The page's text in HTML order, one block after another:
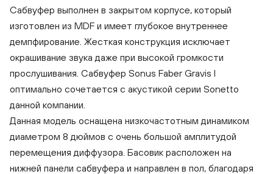
Сабвуфер выполнен в закрытом корпусе, который
изготовлен из MDF и имеет глубокое внутреннее
демпфирование. Жесткая конструкция исключает
окрашивание звука даже при высокой громкости
прослушивания. Сабвуфер Sonus Faber Gravis I
оптимально сочетается с акустикой серии Sonetto
данной компании.
Данная модель оснащена низкочастотным динамиком
диаметром 8 дюймов с очень большой амплитудой
перемещения диффузора. Басовик расположен на
нижней панели сабвуфера и направлен в пол, благодаря